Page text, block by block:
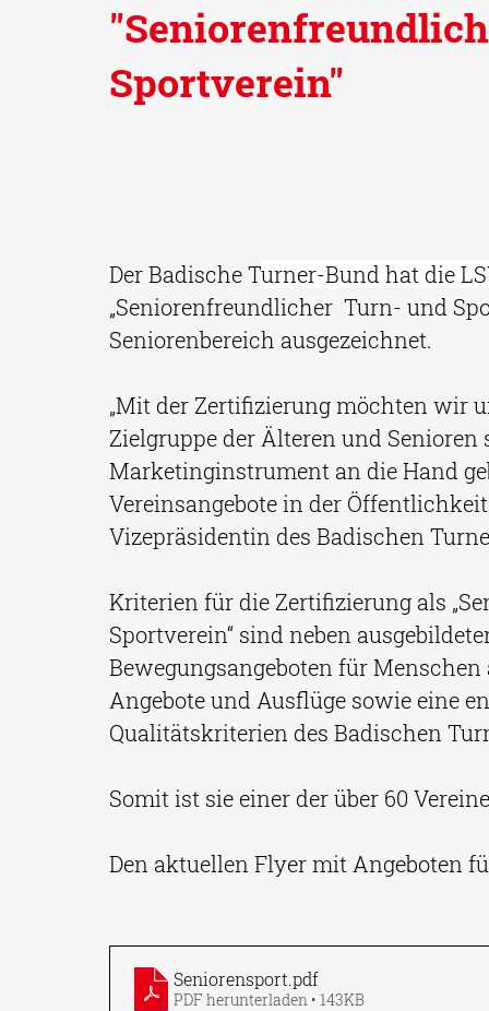
Sportverein"
Der Badische Turner-Bund hat die
„Seniorenfreundlicher  Turn- und
Seniorenbereich ausgezeichnet.
„Mit der Zertifizierung möchten wir
Zielgruppe der Älteren und
Marketinginstrument an die Hand
Vereinsangebote in der
Vizepräsidentin des Badischen
Kriterien für die Zertifizierung als
Sportverein“ sind neben
Bewegungsangeboten für
Angebote und Ausflüge sowie eine
Qualitätskriterien des Badischen
Somit ist sie einer der über 60
Den aktuellen Flyer mit Angeboten
Seniorensport.pdf
PDF herunterladen • 143KB